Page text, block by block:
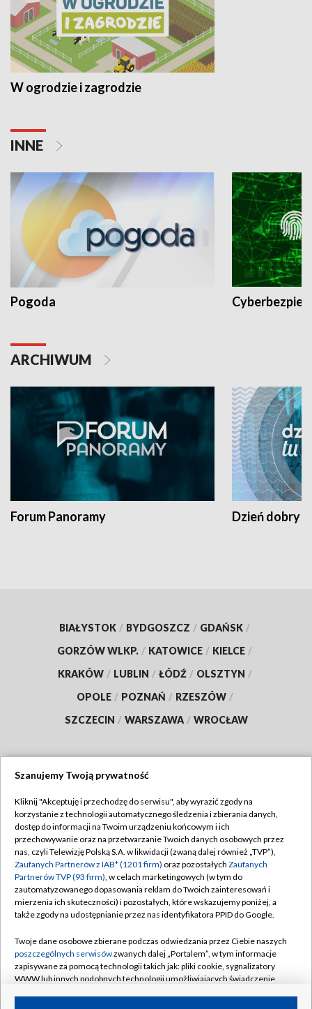
W ogrodzie i zagrodzie
INNE
Pogoda
ARCHIWUM
Forum Panoramy Dzień dobry
BIAŁYSTOK / BYDGOSZCZ / GDAŃSK /
GORZÓW WLKP. / KATOWICE / KIELCE /
KRAKÓW / LUBLIN / ŁÓDŹ / OLSZTYN /
OPOLE / POZNAŃ / RZESZÓW /
SZCZECIN / WARSZAWA / WROCŁAW
TVP
Abonament TVP
Emisja w TVP
Centrum informacji TVP
Naziemna Telewizja Cyfrowa
Rada Programowa
System NOS
Informacje o nadawcy
Regulamin TVP
Polityka prywatności
Moje zgody
Pomoc
Kontakt
Kanały
Szanujemy Twoją prywatność
Kliknij "Akceptuję i przechodzę do serwisu", aby wyrazić zgody na
korzystanie z technologii automatycznego śledzenia i zbierania danych,
dostęp do informacji na Twoim urządzeniu końcowym i ich
przechowywanie oraz na przetwarzanie Twoich danych osobowych przez
nas, czyli Telewizję Polską S.A. w likwidacji (zwaną dalej również „TVP”),
Zaufanych Partnerów z IAB* (1201 firm) oraz pozostałych Zaufanych
Partnerów TVP (93 firm), w celach marketingowych (w tym do
zautomatyzowanego dopasowania reklam do Twoich zainteresowań i
mierzenia ich skuteczności) i pozostałych, które wskazujemy poniżej, a
także zgody na udostępnianie przez nas identyfikatora PPID do Google.
Twoje dane osobowe zbierane podczas odwiedzania przez Ciebie naszych
poszczególnych serwisówzwanych dalej „Portalem”, w tym informacje
zapisywane za pomocą technologii takich jak: pliki cookie, sygnalizatory
WWW lub innych podobnych technologii umożliwiających świadczenie